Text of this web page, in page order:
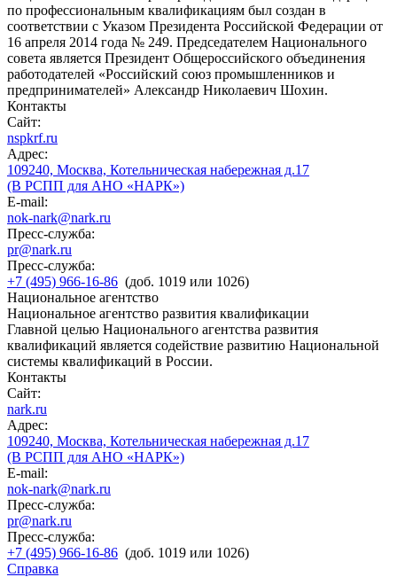
по профессиональным квалификациям был создан в
соответствии с Указом Президента Российской Федерации от
16 апреля 2014 года № 249. Председателем Национального
совета является Президент Общероссийского объединения
работодателей «Российский союз промышленников и
предпринимателей» Александр Николаевич Шохин.
Контакты
Сайт:
nspkrf.ru
Адрес:
109240, Москва, Котельническая набережная д.17
(В РСПП для АНО «НАРК»)
E-mail:
nok-nark@nark.ru
Пресс-служба:
pr@nark.ru
Пресс-служба:
+7 (495) 966-16-86 (доб. 1019 или 1026)
Национальное агентство
Национальное агентство развития квалификации
Главной целью Национального агентства развития
квалификаций является содействие развитию Национальной
системы квалификаций в России.
Контакты
Сайт:
nark.ru
Адрес:
109240, Москва, Котельническая набережная д.17
(В РСПП для АНО «НАРК»)
E-mail:
nok-nark@nark.ru
Пресс-служба:
pr@nark.ru
Пресс-служба:
+7 (495) 966-16-86 (доб. 1019 или 1026)
Справка